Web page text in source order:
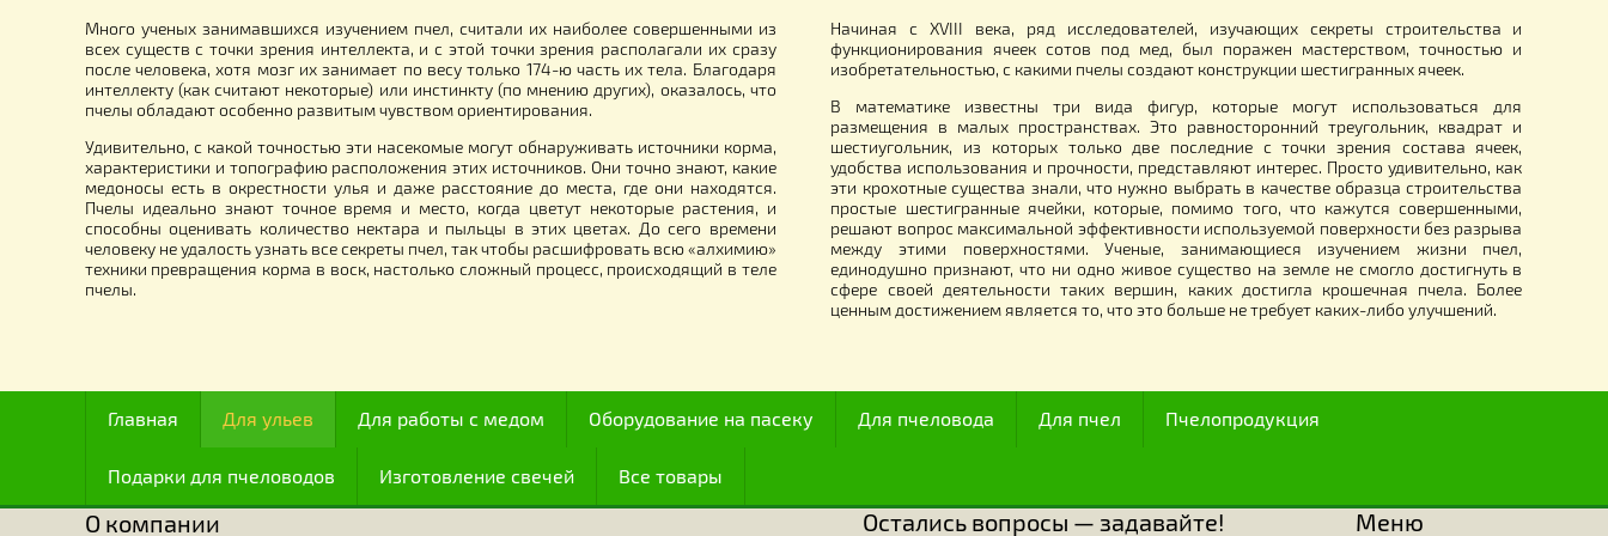
Направляющая подставка для
вальцов, для прокатки силиконовой
690.00грн.
Цоколь для держателя мисочки,
Китай
6.00грн.
(аналог "Воско-пресса Кулакова")
14 900.00грн.
(пластмассовая)
89.00грн.
Все для работы с медом
Много ученых занимавшихся изучением пчел, считали их наиболее совершенными из
всех существ с точки зрения интеллекта, и с этой точки зрения располагали их сразу
после человека, хотя мозг их занимает по весу только 174-ю часть их тела. Благодаря
интеллекту (как считают некоторые) или инстинкту (по мнению других), оказалось, что
Начиная с XVIII века, ряд исследователей, изучающих секреты